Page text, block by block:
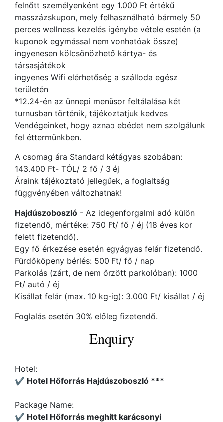
felnőtt személyenként egy 1.000 Ft értékű
masszázskupon, mely felhasználható bármely 50
perces wellness kezelés igénybe vétele esetén (a
kuponok egymással nem vonhatóak össze)
ingyenesen kölcsönözhető kártya- és
társasjátékok
ingyenes Wifi elérhetőség a szálloda egész
területén
*12.24-én az ünnepi menüsor feltálalása két
turnusban történik, tájékoztatjuk kedves
Vendégeinket, hogy aznap ebédet nem szolgálunk
fel éttermünkben.
A csomag ára Standard kétágyas szobában:
143.400 Ft- TÓL/ 2 fő / 3 éj
Áraink tájékoztató jellegűek, a foglaltság
függvényében változhatnak!
Hajdúszoboszló - Az idegenforgalmi adó külön
fizetendő, mértéke: 750 Ft/ fő / éj (18 éves kor
felett fizetendő).
Egy fő érkezése esetén egyágyas felár fizetendő.
Fürdőköpeny bérlés: 500 Ft/ fő / nap
Parkolás (zárt, de nem őrzött parkolóban): 1000
Ft/ autó / éj
Kisállat felár (max. 10 kg-ig): 3.000 Ft/ kisállat / éj
Foglalás esetén 30% előleg fizetendő.
Enquiry
Hotel:
✔️ Hotel Hőforrás Hajdúszoboszló ***
Package Name:
✔️ Hotel Hőforrás meghitt karácsonyi